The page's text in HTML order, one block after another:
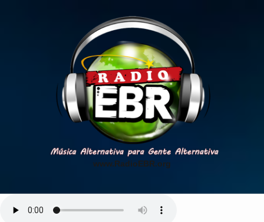
www.RadioEBR.org